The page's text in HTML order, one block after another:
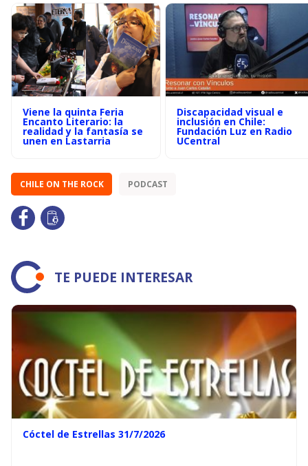
Viene la quinta Feria
Encanto Literario: la
realidad y la fantasía se
unen en Lastarria
Discapacidad visual e
inclusión en Chile:
Fundación Luz en Radio
UCentral
CHILE ON THE ROCK PODCAST
TE PUEDE INTERESAR
Cóctel de Estrellas 31/7/2026